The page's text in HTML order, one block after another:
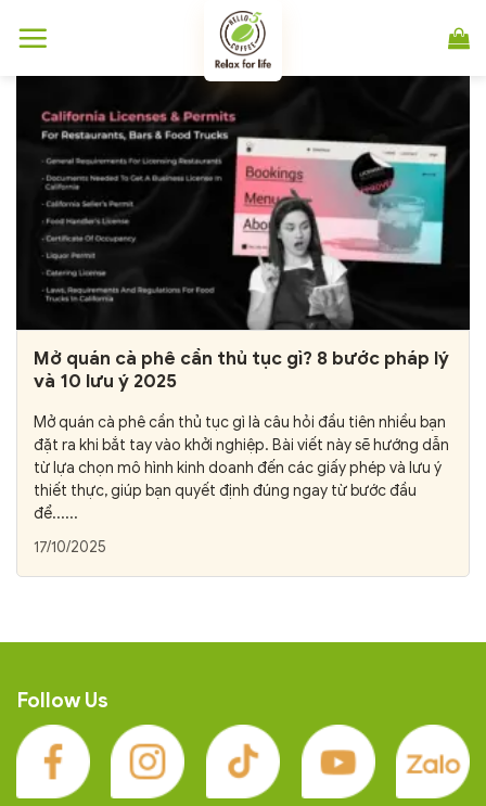
đến
Mở quán cà phê cần thủ tục gì? 8 bước pháp lý
và 10 lưu ý 2025
Mở quán cà phê cần thủ tục gì là câu hỏi đầu tiên nhiều bạn
đặt ra khi bắt tay vào khởi nghiệp. Bài viết này sẽ hướng dẫn
từ lựa chọn mô hình kinh doanh đến các giấy phép và lưu ý
thiết thực, giúp bạn quyết định đúng ngay từ bước đầu
để......
17/10/2025
Follow Us